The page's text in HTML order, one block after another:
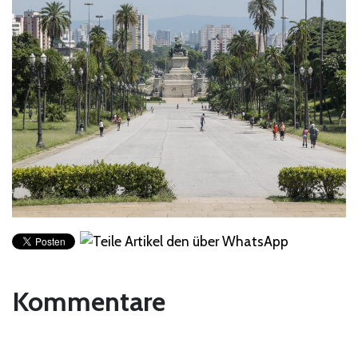
Kommentare